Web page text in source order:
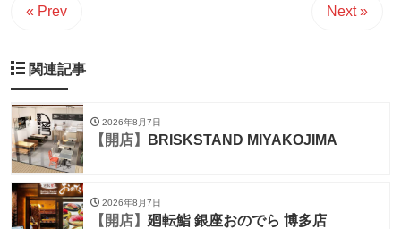
« Prev Next »
関連記事
2026年8月7日
【開店】 BRISKSTAND MIYAKOJIMA
2026年8月7日
【開店】 廻転鮨 銀座おのでら 博多店